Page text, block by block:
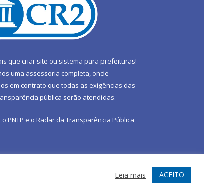
que criar site ou sistema para prefeituras!
uma assessoria completa, onde
em contrato que todas as exigências das
pública serão atendidas.
o PNTP e o Radar da Transparência Pública
Acessar Webmail
Leia mais ACEITO